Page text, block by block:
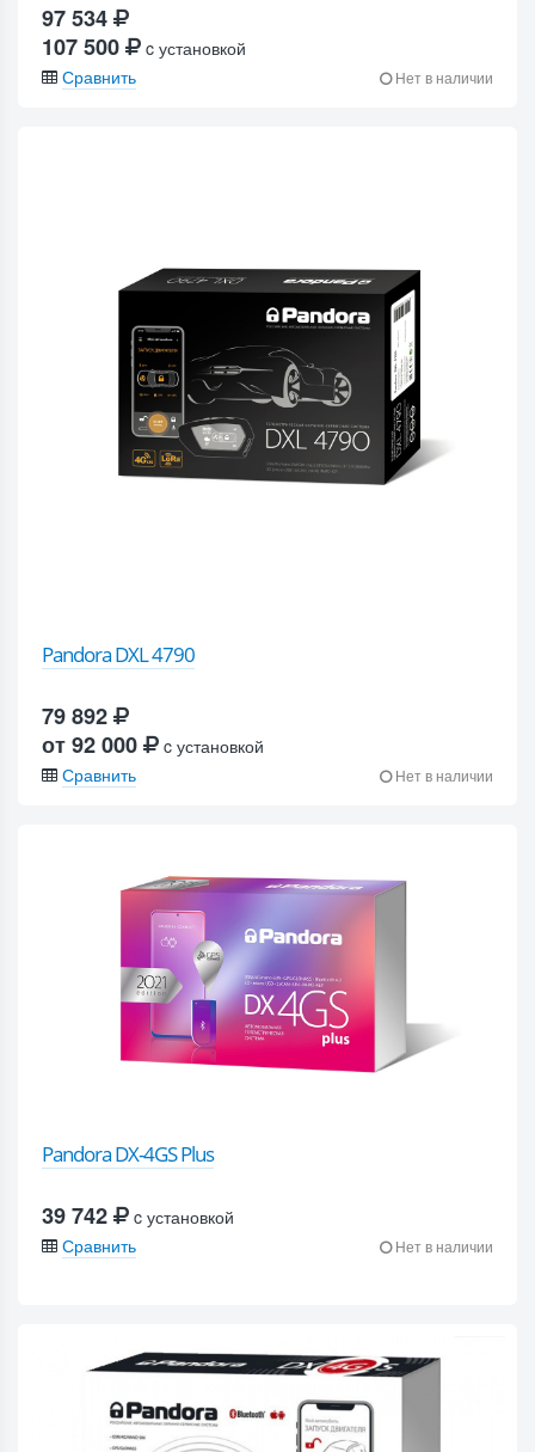
97 534
107 500
c установкой
Сравнить
Нет в наличии
Pandora DXL 4790
79 892
от 92 000
c установкой
Сравнить
Нет в наличии
Pandora DX-4GS Plus
39 742
c установкой
Сравнить
Нет в наличии